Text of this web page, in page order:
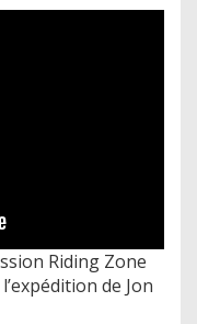
Riding Zone
de Jon